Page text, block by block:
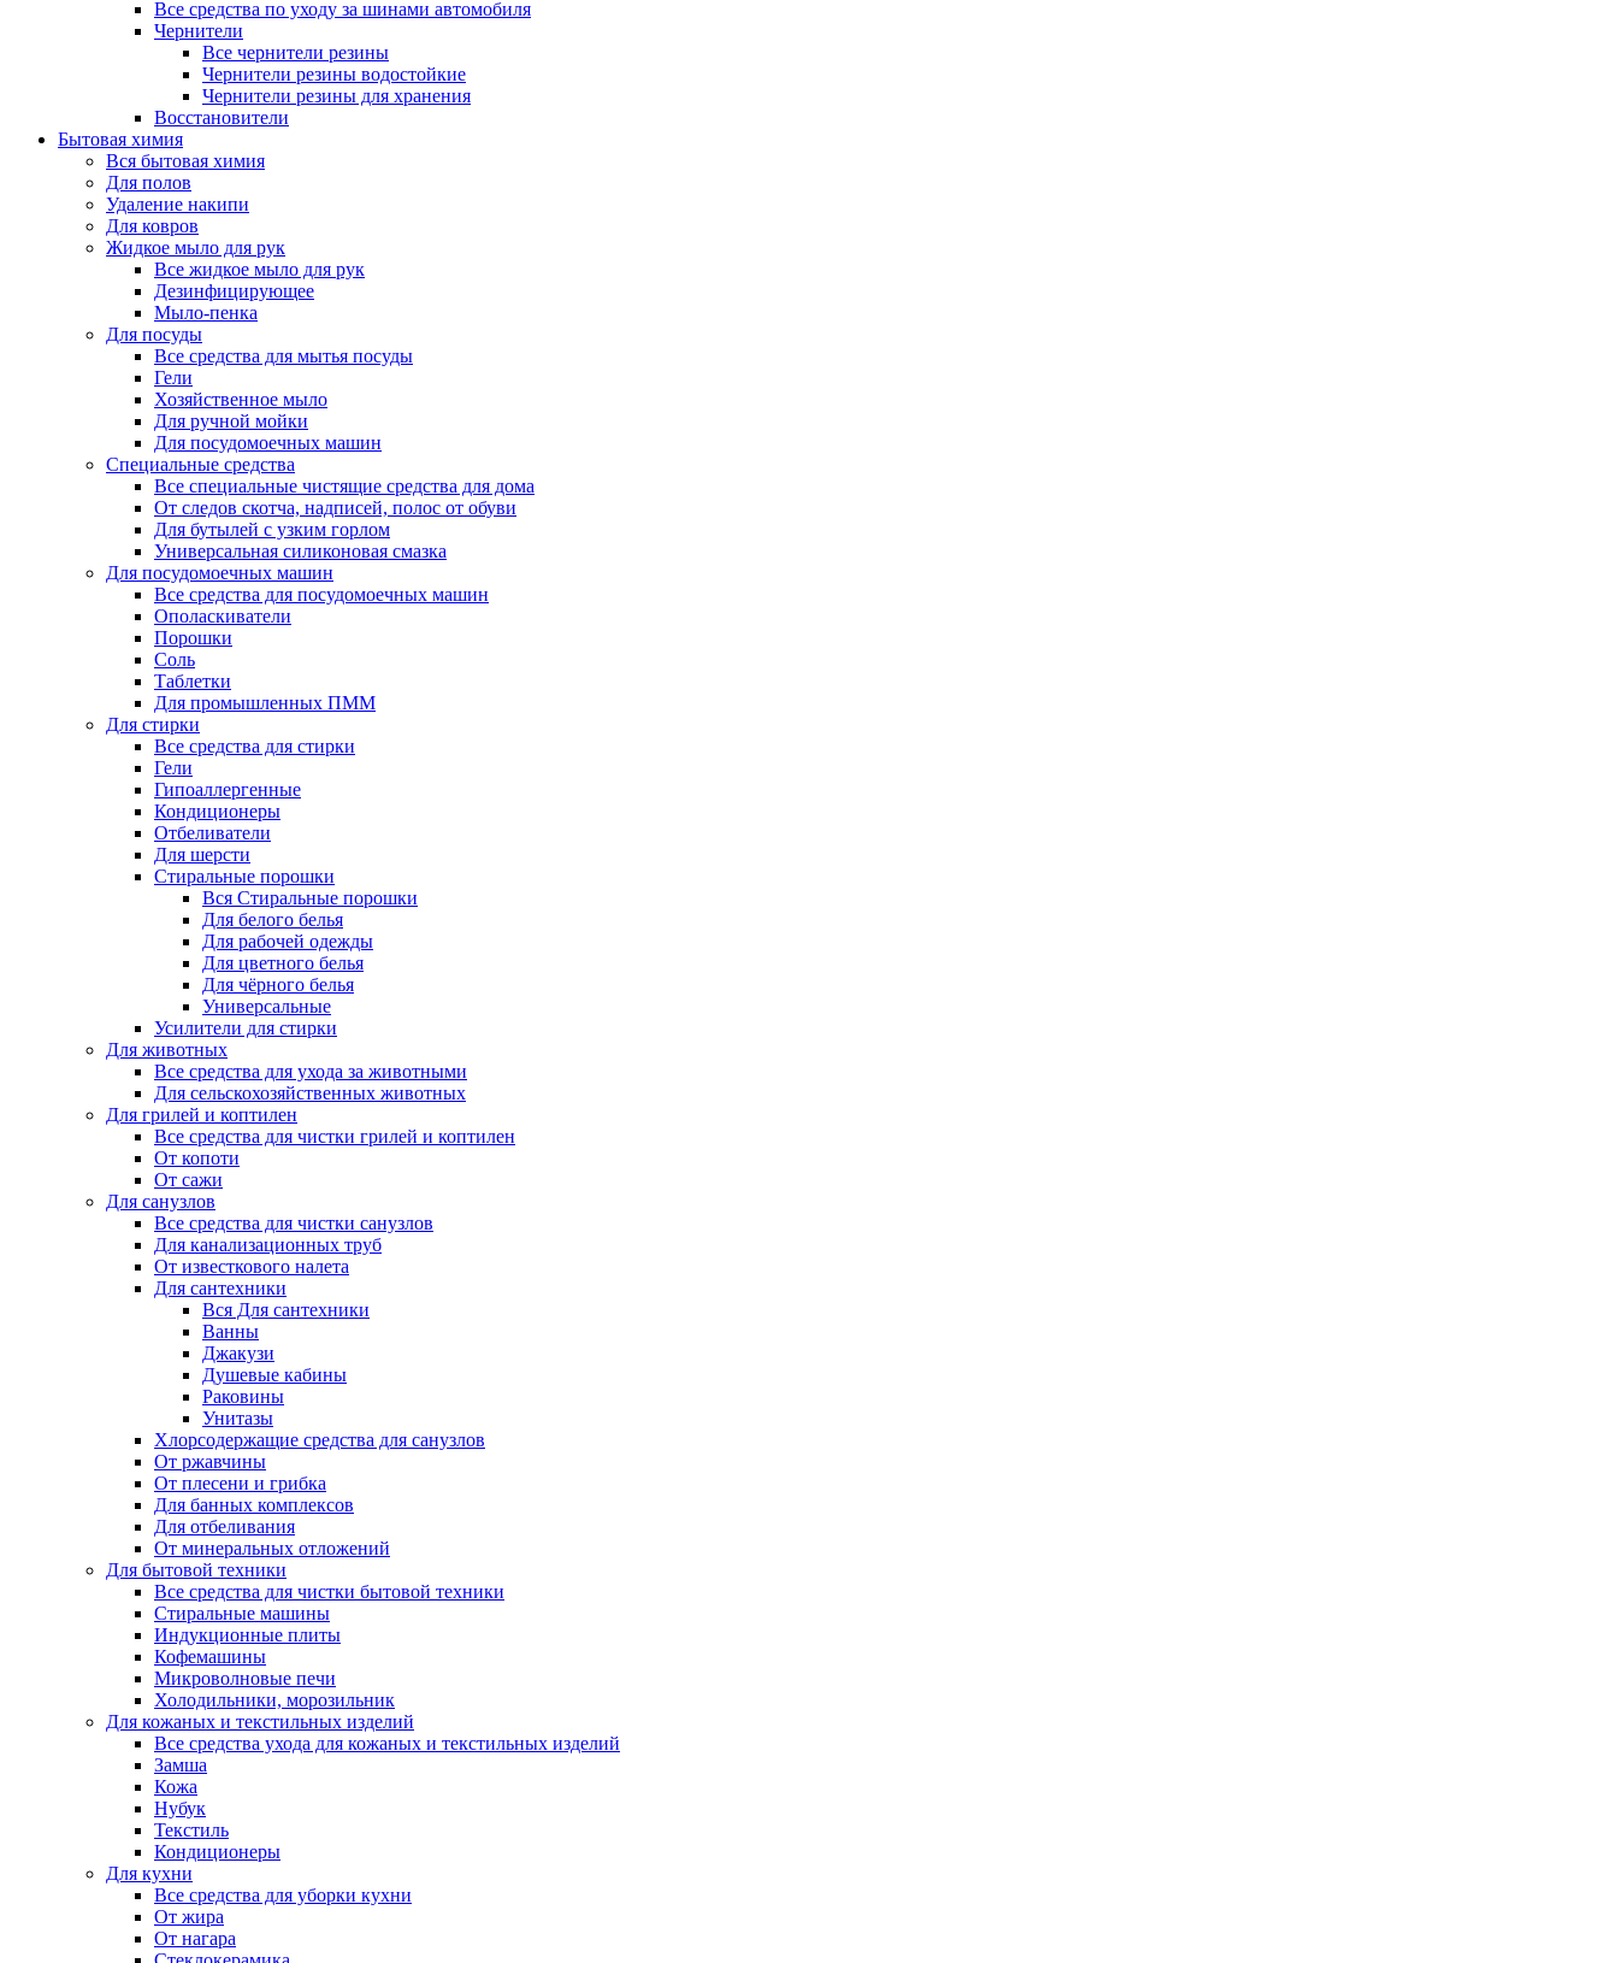
Все средства по уходу за шинами автомобиля
Чернители
Все чернители резины
Чернители резины водостойкие
Чернители резины для хранения
Восстановители
Бытовая химия
Вся бытовая химия
Для полов
Удаление накипи
Для ковров
Жидкое мыло для рук
Все жидкое мыло для рук
Дезинфицирующее
Мыло-пенка
Для посуды
Все средства для мытья посуды
Гели
Хозяйственное мыло
Для ручной мойки
Для посудомоечных машин
Специальные средства
Все специальные чистящие средства для дома
От следов скотча, надписей, полос от обуви
Для бутылей с узким горлом
Универсальная силиконовая смазка
Для посудомоечных машин
Все средства для посудомоечных машин
Ополаскиватели
Порошки
Соль
Таблетки
Для промышленных ПММ
Для стирки
Все средства для стирки
Гели
Гипоаллергенные
Кондиционеры
Отбеливатели
Для шерсти
Стиральные порошки
Вся Стиральные порошки
Для белого белья
Для рабочей одежды
Для цветного белья
Для чёрного белья
Универсальные
Усилители для стирки
Для животных
Все средства для ухода за животными
Для сельскохозяйственных животных
Для грилей и коптилен
Все средства для чистки грилей и коптилен
От копоти
От сажи
Для санузлов
Все средства для чистки санузлов
Для канализационных труб
От известкового налета
Для сантехники
Вся Для сантехники
Ванны
Джакузи
Душевые кабины
Раковины
Унитазы
Хлорсодержащие средства для санузлов
От ржавчины
От плесени и грибка
Для банных комплексов
Для отбеливания
От минеральных отложений
Для бытовой техники
Все средства для чистки бытовой техники
Стиральные машины
Индукционные плиты
Кофемашины
Микроволновые печи
Холодильники, морозильник
Для кожаных и текстильных изделий
Все средства ухода для кожаных и текстильных изделий
Замша
Кожа
Нубук
Текстиль
Кондиционеры
Для кухни
Все средства для уборки кухни
От жира
От нагара